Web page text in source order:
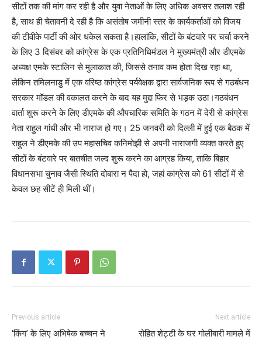
सीटों तक की मांग कर रही है और युवा नेताओं के लिए अधिक अवसर तलाश रही
है, साथ ही चेतावनी दे रही है कि असंतोष जमीनी स्तर के कार्यकर्ताओं को विजय
की टीवीके पार्टी की ओर धकेल सकता है।हालांकि, सीटों के बंटवारे पर चर्चा करने
के लिए 3 दिसंबर को कांग्रेस के एक प्रतिनिधिमंडल ने मुख्यमंत्री और डीएमके
अध्यक्ष एमके स्टालिन से मुलाकात की, जिससे तनाव कम होता दिख रहा था,
लेकिन तमिलनाडु में एक वरिष्ठ कांग्रेस पर्यवेक्षक द्वारा सार्वजनिक रूप से गठबंधन
सरकार मॉडल की वकालत करने के बाद यह मुद्दा फिर से भड़क उठा।गठबंधन
वार्ता शुरू करने के लिए डीएमके की औपचारिक समिति के गठन में देरी से कांग्रेस
नेता राहुल गांधी और भी नाराज हो गए। 25 जनवरी को दिल्ली में हुई एक बैठक में
राहुल ने डीएमके की उप महासचिव कनिमोझी से अपनी नाराजगी व्यक्त करते हुए
सीटों के बंटवारे पर बातचीत जल्द शुरू करने का आग्रह किया, ताकि बिहार
विधानसभा चुनाव जैसी स्थिति दोबारा न पैदा हो, जहां कांग्रेस को 61 सीटों में से
केवल छह सीटें ही मिली थीं।
Previous article
‘किंग’ के लिए अभिषेक बच्चन ने
Next article
रोहित शेट्टी के घर गोलीबारी मामले में